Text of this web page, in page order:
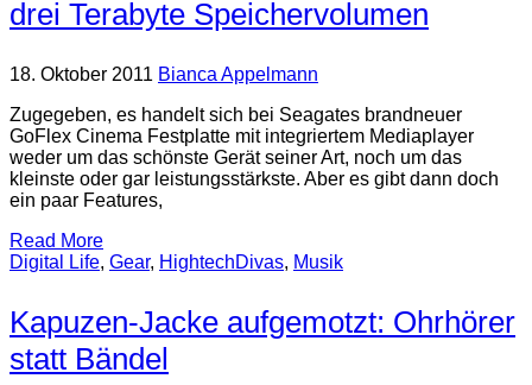
drei Terabyte Speichervolumen
18. Oktober 2011 Bianca Appelmann
Zugegeben, es handelt sich bei Seagates brandneuer
GoFlex Cinema Festplatte mit integriertem Mediaplayer
weder um das schönste Gerät seiner Art, noch um das
kleinste oder gar leistungsstärkste. Aber es gibt dann doch
ein paar Features,
Read More
Digital Life, Gear, HightechDivas, Musik
Kapuzen-Jacke aufgemotzt: Ohrhörer
statt Bändel